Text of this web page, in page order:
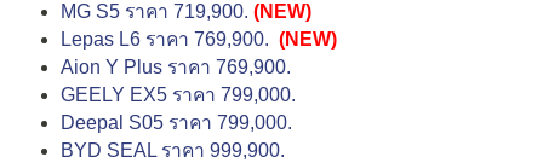
MG S5 ราคา 719,900. (NEW)
Lepas L6 ราคา 769,900. (NEW)
Aion Y Plus ราคา 769,900.
GEELY EX5 ราคา 799,000.
Deepal S05 ราคา 799,000.
BYD SEAL ราคา 999,900.